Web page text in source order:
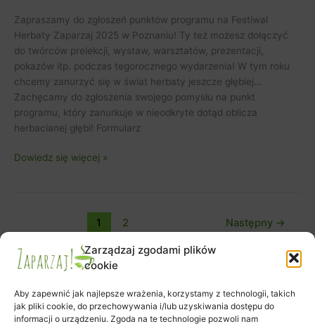
Zarządzaj zgodami plików
cookie
Aby zapewnić jak najlepsze wrażenia, korzystamy z technologii, takich
jak pliki cookie, do przechowywania i/lub uzyskiwania dostępu do
informacji o urządzeniu. Zgoda na te technologie pozwoli nam
Zapraszamy do zgłoszeń punktów programu na Festiwal
Herbaty Zaparzaj 2025 w Poznaniu! Ty też możesz dołączyć
do twórców prelekcji, wystaw, warsztatów, prezentacji,
pokazów itp. podczas tegorocznego wydarzenia! W tym roku
chcemy zanurzyć się w świat herbaty jeszcze głębiej…
Zachęcamy do zgłoszenia swojego pomysłu na punkt
programu, który zanurkuje w nieodkryte dotąd oblicza
herbacianej głębi! Formularz
Dowiedz się więcej »
1 2 Następny →